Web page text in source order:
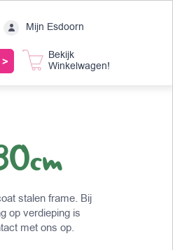
Mijn Esdoorn
Bekijk
Winkelwagen!
stalen frame. Bij
op verdieping is
met ons op.